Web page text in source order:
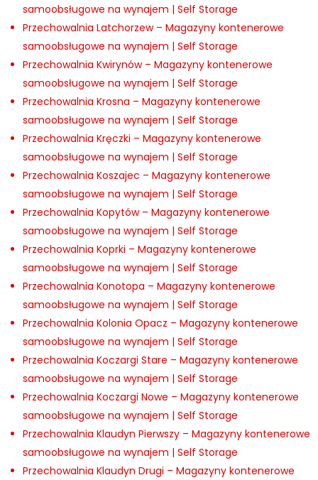
samoobsługowe na wynajem | Self Storage
Przechowalnia Latchorzew – Magazyny kontenerowe
samoobsługowe na wynajem | Self Storage
Przechowalnia Kwirynów – Magazyny kontenerowe
samoobsługowe na wynajem | Self Storage
Przechowalnia Krosna – Magazyny kontenerowe
samoobsługowe na wynajem | Self Storage
Przechowalnia Kręczki – Magazyny kontenerowe
samoobsługowe na wynajem | Self Storage
Przechowalnia Koszajec – Magazyny kontenerowe
samoobsługowe na wynajem | Self Storage
Przechowalnia Kopytów – Magazyny kontenerowe
samoobsługowe na wynajem | Self Storage
Przechowalnia Koprki – Magazyny kontenerowe
samoobsługowe na wynajem | Self Storage
Przechowalnia Konotopa – Magazyny kontenerowe
samoobsługowe na wynajem | Self Storage
Przechowalnia Kolonia Opacz – Magazyny kontenerowe
samoobsługowe na wynajem | Self Storage
Przechowalnia Koczargi Stare – Magazyny kontenerowe
samoobsługowe na wynajem | Self Storage
Przechowalnia Koczargi Nowe – Magazyny kontenerowe
samoobsługowe na wynajem | Self Storage
Przechowalnia Klaudyn Pierwszy – Magazyny kontenerowe
samoobsługowe na wynajem | Self Storage
Przechowalnia Klaudyn Drugi – Magazyny kontenerowe